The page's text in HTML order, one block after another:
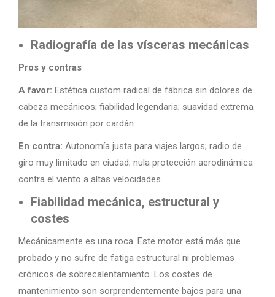
Radiografía de las vísceras mecánicas
Pros y contras
A favor: Estética custom radical de fábrica sin dolores de
cabeza mecánicos; fiabilidad legendaria; suavidad extrema
de la transmisión por cardán.
En contra: Autonomía justa para viajes largos; radio de
giro muy limitado en ciudad; nula protección aerodinámica
contra el viento a altas velocidades.
Fiabilidad mecánica, estructural y
costes
Mecánicamente es una roca. Este motor está más que
probado y no sufre de fatiga estructural ni problemas
crónicos de sobrecalentamiento. Los costes de
mantenimiento son sorprendentemente bajos para una